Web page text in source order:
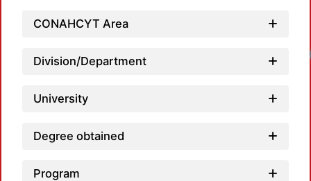
CONAHCYT Area
Division/Department
University
Degree obtained
Program